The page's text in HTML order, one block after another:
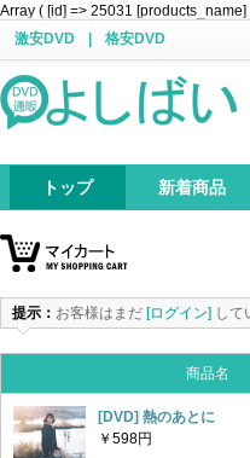
Array ( [id] => 25031
激安DVD
格安DVD
トップ 新着商品
提示： お客様はまだ [ログイン] して
商品名
[DVD] 熱のあとに
￥598円